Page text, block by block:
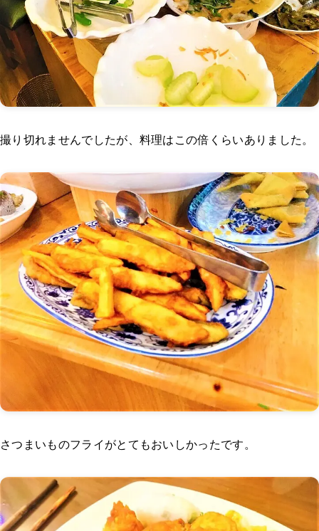
撮り切れませんでしたが、料理はこの倍くらいありました。
さつまいものフライがとてもおいしかったです。